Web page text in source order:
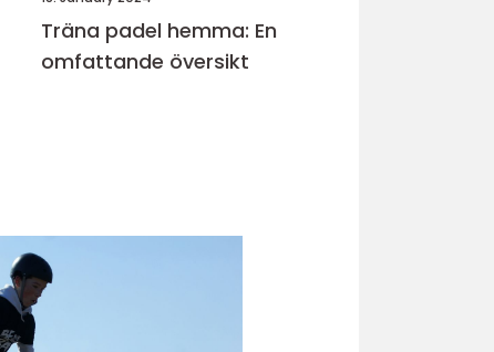
Träna padel hemma: En
omfattande översikt